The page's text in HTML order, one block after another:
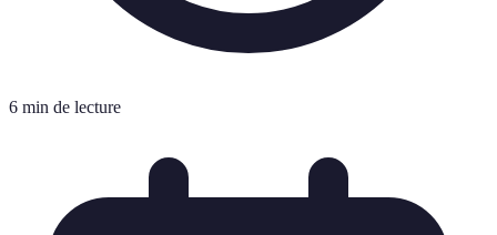
6 min de lecture